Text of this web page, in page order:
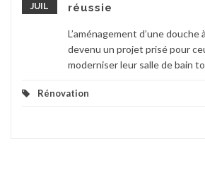
JUIL
réussie
L’aménagement d’une douche
devenu un projet prisé pour
moderniser leur salle de bain
Rénovation